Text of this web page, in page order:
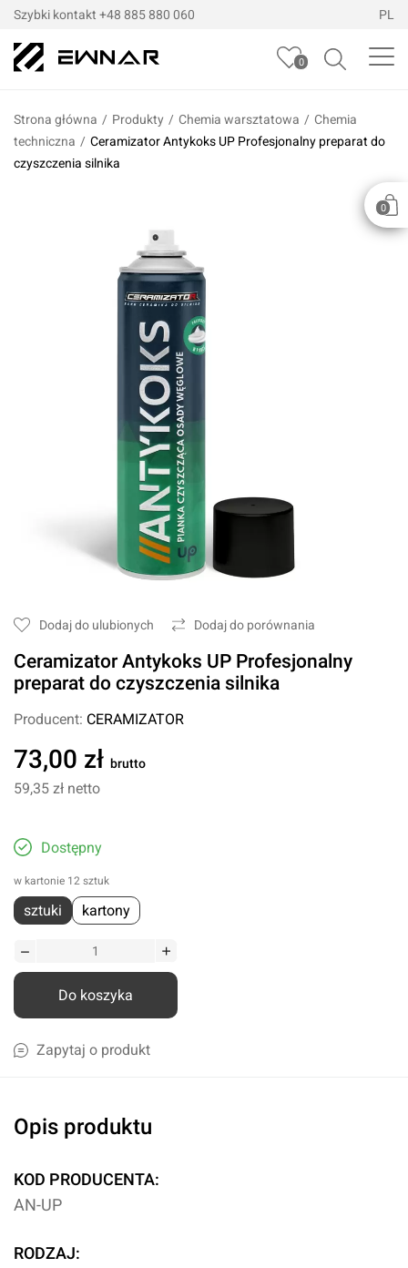
Szybki kontakt +48 885 880 060 PL
0
0
Strona główna / Produkty / Chemia warsztatowa / Chemia
techniczna / Ceramizator Antykoks UP Profesjonalny preparat do
czyszczenia silnika
Dodaj do ulubionych Dodaj do porównania
Ceramizator Antykoks UP Profesjonalny
preparat do czyszczenia silnika
Producent: CERAMIZATOR
73,00 zł brutto
59,35 zł netto
Dostępny
w kartonie 12 sztuk
sztuki kartony
Do koszyka
Zapytaj o produkt
Opis produktu
KOD PRODUCENTA:
AN-UP
RODZAJ: